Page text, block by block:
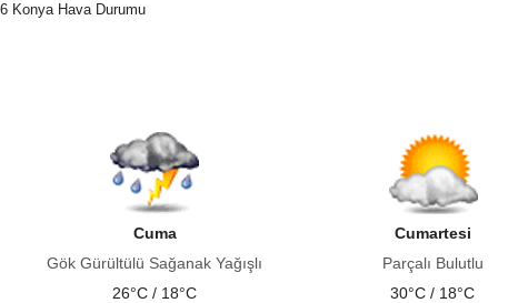
Konya Hava Durumu
Cuma
Gök Gürültülü Sağanak Yağışlı
26°C / 18°C
Cumartesi
Parçalı Bulutlu
30°C / 18°C